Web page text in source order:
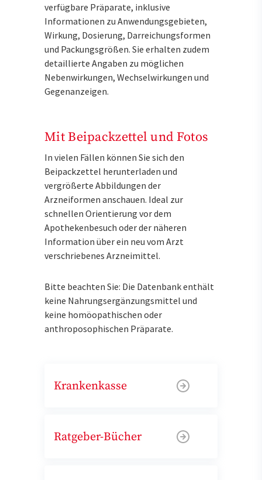
verfügbare Präparate, inklusive
Informationen zu Anwendungsgebieten,
Wirkung, Dosierung, Darreichungsformen
und Packungsgrößen. Sie erhalten zudem
detaillierte Angaben zu möglichen
Nebenwirkungen, Wechselwirkungen und
Gegenanzeigen.
Mit Beipackzettel und Fotos
In vielen Fällen können Sie sich den
Beipackzettel herunterladen und
vergrößerte Abbildungen der
Arzneiformen anschauen. Ideal zur
schnellen Orientierung vor dem
Apothekenbesuch oder der näheren
Information über ein neu vom Arzt
verschriebenes Arzneimittel.
Bitte beachten Sie: Die Datenbank enthält
keine Nahrungsergänzungsmittel und
keine homöopathischen oder
anthroposophischen Präparate.
Krankenkasse
Ratgeber-Bücher